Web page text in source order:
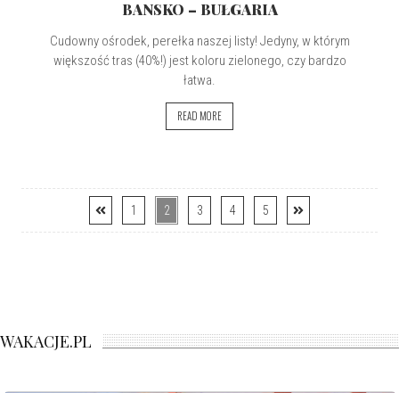
BANSKO – BUŁGARIA
Cudowny ośrodek, perełka naszej listy! Jedyny, w którym
większość tras (40%!) jest koloru zielonego, czy bardzo
łatwa.
READ MORE
1 2 3 4 5
WAKACJE.PL